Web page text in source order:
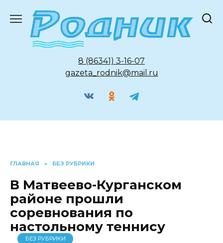
содержанию
8 (86341) 3-16-07
gazeta_rodnik@mail.ru
ГЛАВНАЯ » БЕЗ РУБРИКИ
В Матвеево-Курганском
районе прошли
соревнования по
настольному теннису
БЕЗ РУБРИКИ